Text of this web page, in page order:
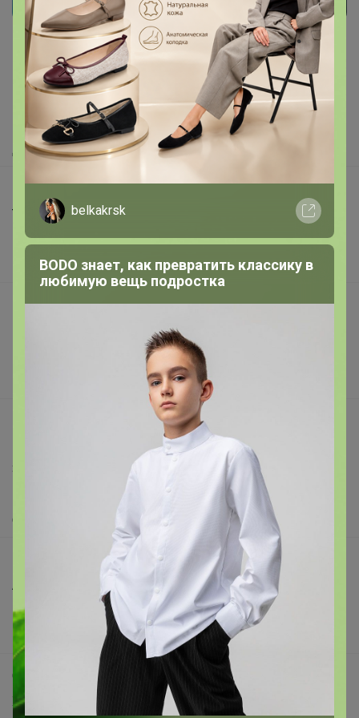
Реклама
Как здесь все устроено?
Как сделать заказ?
Как получить?
Доставка
Шоурумы
Торговые марки
Наша команда
В наличии
Подарочные сертификаты
Защита покупателя
О нас
Все предложения
Анонсы
Новости
Поддержка альпак
Самое выгодное
Хиты продаж
belkakrsk
BODO знает, как превратить классику в
любимую вещь подростка